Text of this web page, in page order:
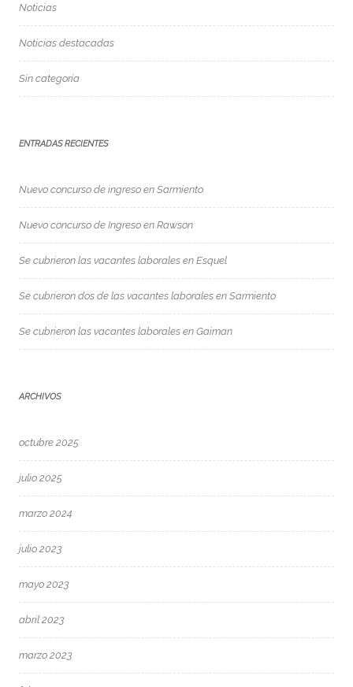
Noticias
Noticias destacadas
Sin categoría
ENTRADAS RECIENTES
Nuevo concurso de ingreso en Sarmiento
Nuevo concurso de Ingreso en Rawson
Se cubrieron las vacantes laborales en Esquel
Se cubrieron dos de las vacantes laborales en Sarmiento
Se cubrieron las vacantes laborales en Gaiman
ARCHIVOS
octubre 2025
julio 2025
marzo 2024
julio 2023
mayo 2023
abril 2023
marzo 2023